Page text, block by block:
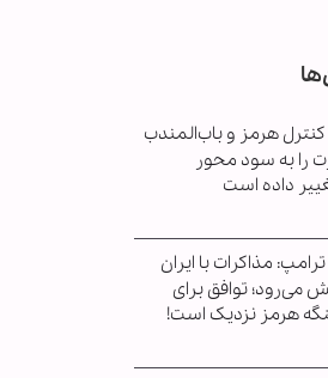
کنترل هرمز و باب‌المندب
را به سود محور
داده است
ترامپ: مذاکرات با ایران
می‌رود؛ توافق برای
هرمز نزدیک است!